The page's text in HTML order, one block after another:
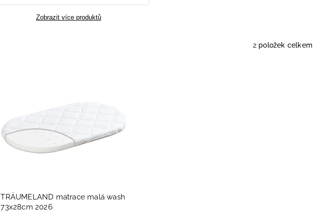
Zobrazit více produktů
2 položek celkem
TRÄUMELAND matrace malá wash
73x28cm 2026